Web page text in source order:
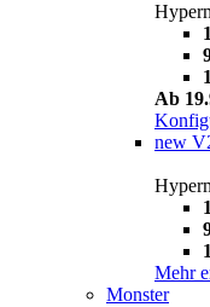
Ab
new
Mehr
Monster